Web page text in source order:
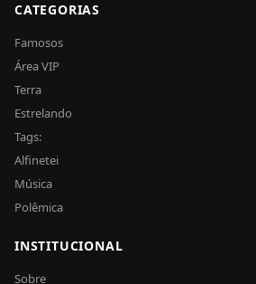
CATEGORIAS
Famosos
Área VIP
Terra
Estrelando
Tags:
Alfinetei
Música
Polêmica
INSTITUCIONAL
Sobre